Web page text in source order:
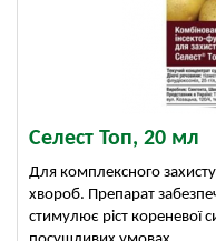
Селест Топ, 20 мл
Для комплексного захисту
хвороб. Препарат
стимулює ріст кореневої